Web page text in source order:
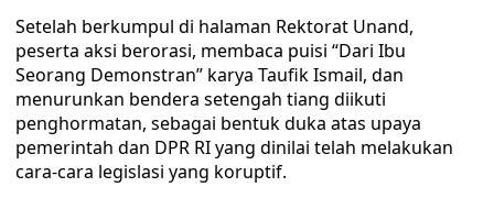
Setelah berkumpul di halaman Rektorat Unand,
peserta aksi berorasi, membaca puisi “Dari Ibu
Seorang Demonstran” karya Taufik Ismail, dan
menurunkan bendera setengah tiang diikuti
penghormatan, sebagai bentuk duka atas upaya
pemerintah dan DPR RI yang dinilai telah melakukan
cara-cara legislasi yang koruptif.